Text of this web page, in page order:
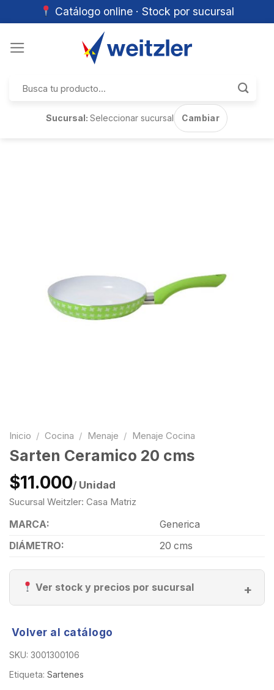
Catálogo online · Stock por sucursal
por:
Sucursal:Seleccionar sucursal Cambiar
Inicio / Cocina / Menaje / Menaje Cocina
Sarten Ceramico 20 cms
$11.000/ Unidad
Sucursal Weitzler: Casa Matriz
MARCA:
Generica
DIÁMETRO:
20 cms
Ver stock y precios por sucursal
Volver al catálogo
SKU: 3001300106
Etiqueta: Sartenes